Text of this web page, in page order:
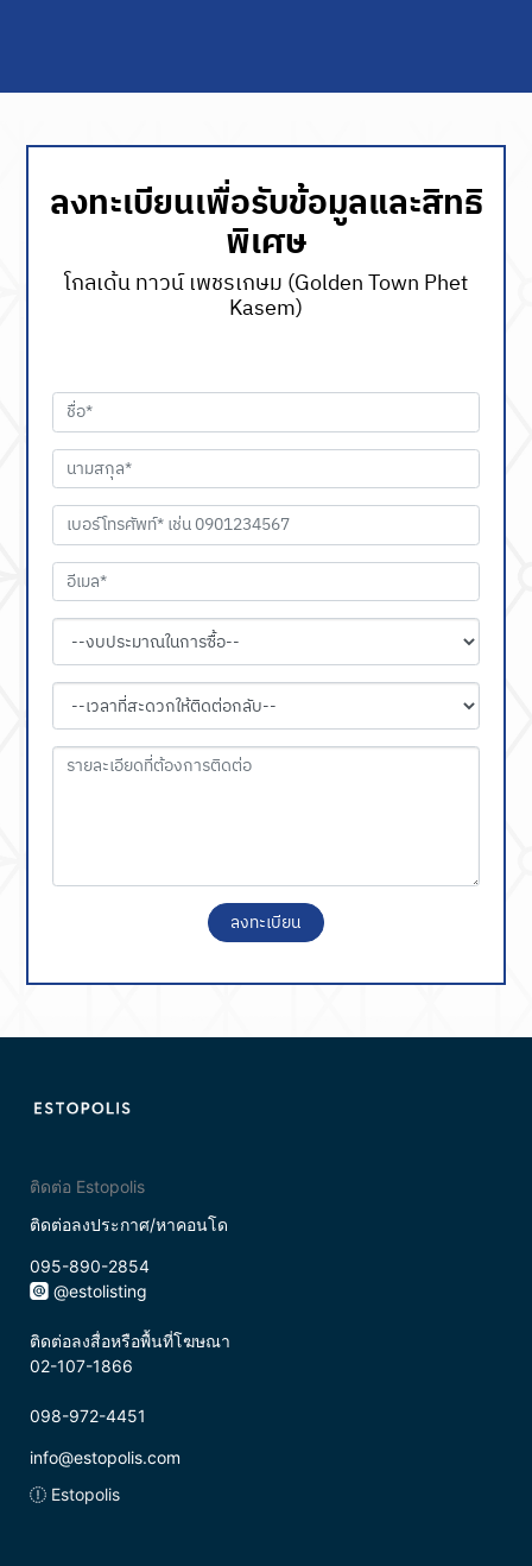
ลงทะเบียนเพื่อรับข้อมูลและสิทธิ
พิเศษ
โกลเด้น ทาวน์ เพชรเกษม (Golden Town Phet
Kasem)
ลงทะเบียน
ติดต่อ Estopolis
ติดต่อลงประกาศ/หาคอนโด
095-890-2854
@estolisting
ติดต่อลงสื่อหรือพื้นที่โฆษณา
02-107-1866
098-972-4451
info@estopolis.com
Estopolis